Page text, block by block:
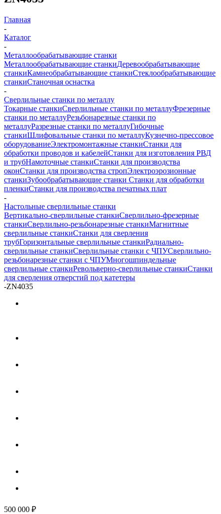
Главная
-
Каталог
-
Металлообрабатывающие станки
Металлообрабатывающие станкиДеревообрабатывающие
станкиКамнеобрабатывающие станкиСтеклообрабатывающие
станкиСтаночная оснастка
-
Сверлильные станки по металлу
Токарные станкиСверлильные станки по металлуФрезерные
станки по металлуРезьбонарезные станки по
металлуРазрезные станки по металлуГибочные
станкиШлифовальные станки по металлуКузнечно-прессовое
оборудованиеЭлектромонтажные станкиСтанки для
обработки проводов и кабелейСтанки для изготовления РВД
и трубНамоточные станкиСтанки для производства
оконСтанки для производства стропЭлектроэрозионные
станкиЗубообрабатывающие станки Станки для обработки
пленкиСтанки для производства печатных плат
-
Настольные сверлильные станки
Вертикально-сверлильные станкиСверлильно-фрезерные
станкиСверлильно-резьбонарезные станкиМагнитные
сверлильные станкиСтанки для сверления
трубГоризонтальные сверлильные станкиРадиально-
сверлильные станкиСверлильные станки с ЧПУСверлильно-
резьбонарезные станки с ЧПУМногошпиндельные
сверлильные станкиРевольверно-сверлильные станкиСтанки
для сверления отверстий под катетеры
-ZN4035
500 000 ₽